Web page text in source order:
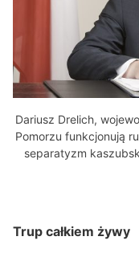
Dariusz Drelich,
Pomorzu funkcjonują
separatyzm
Trup całkiem żywy